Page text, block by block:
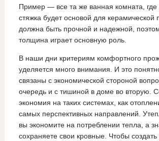
Пример — все та же ванная комната, где
стяжка будет основой для керамической
должна быть прочной и надежной,
толщина играет основную роль.
В наши дни критериям комфортного
уделяется много внимания. И это
связаны с экономической стороной
очередь и с тишиной в доме во вторую.
экономия на таких системах, как
самых перспективных направлений.
вы экономите на потреблении тепла, а
сохраняете свои кровные. Чтобы создать